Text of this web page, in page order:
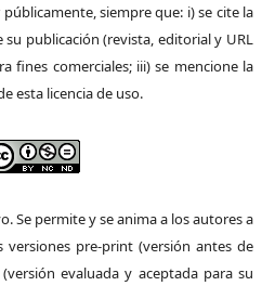
siempre que: i) se cite la
publicación (revista, editorial y URL
fines comerciales; iii) se mencione la
esta licencia de uso.
Se permite y se anima a los autores a
versiones pre-print (versión antes de
evaluada y aceptada para su